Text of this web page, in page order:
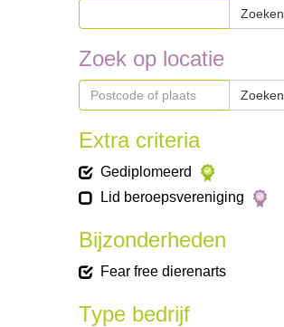
Zoeken
Zoek op locatie
Zoeken
Extra criteria
Gediplomeerd
Lid beroepsvereniging
Bijzonderheden
Fear free dierenarts
Type bedrijf